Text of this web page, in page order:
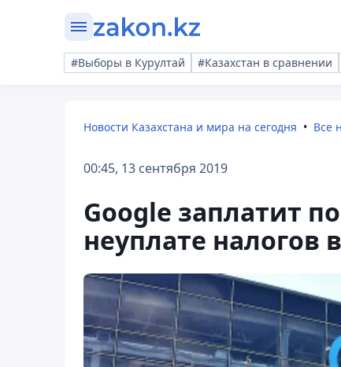
#Выборы в Курултай #Казахстан в сравнении
Новости Казахстана и мира на сегодня Все
00:45, 13 сентября 2019
Google заплатит
неуплате налогов